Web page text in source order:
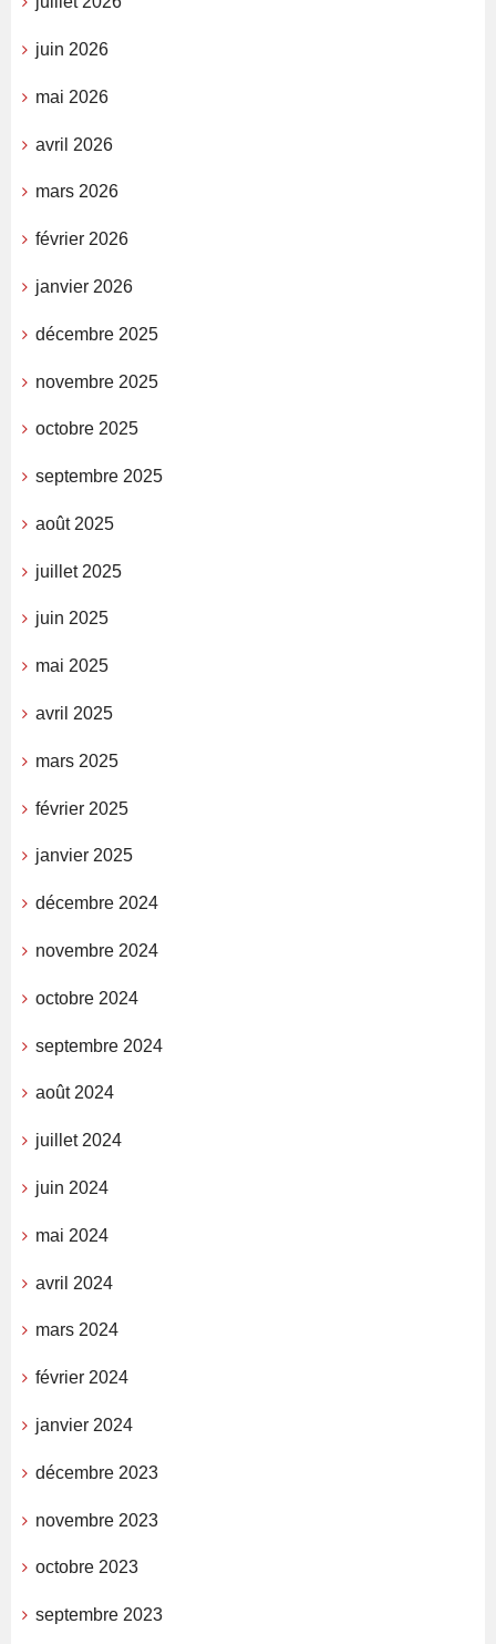
juin 2026
mai 2026
avril 2026
mars 2026
février 2026
janvier 2026
décembre 2025
novembre 2025
octobre 2025
septembre 2025
août 2025
juillet 2025
juin 2025
mai 2025
avril 2025
mars 2025
février 2025
janvier 2025
décembre 2024
novembre 2024
octobre 2024
septembre 2024
août 2024
juillet 2024
juin 2024
mai 2024
avril 2024
mars 2024
février 2024
janvier 2024
décembre 2023
novembre 2023
octobre 2023
septembre 2023